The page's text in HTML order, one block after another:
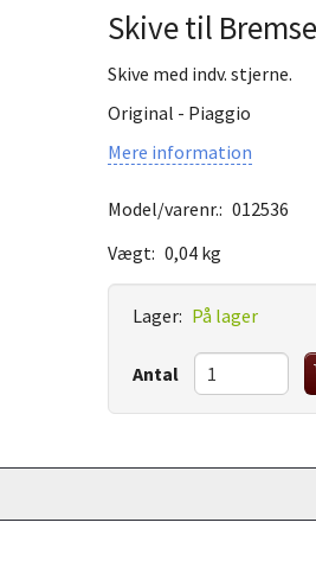
Skive til
Skive med indv. stjerne.
Original - Piaggio
Mere information
Model/varenr.: 012536
Vægt: 0,04 kg
Lager: På lager
Antal